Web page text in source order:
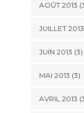
AOÛT 2013
JUILLET 2013
JUIN 2013 (3)
MAI 2013 (3)
AVRIL 2013